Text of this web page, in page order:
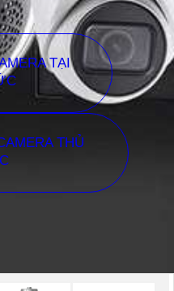
TẠI
THỦ